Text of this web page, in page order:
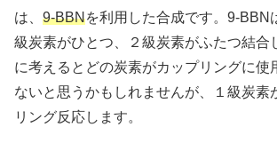
は、 9-BBNを利用した合成です。9-BBN
級炭素がひとつ、２級炭素がふたつ結合
に考えるとどの炭素がカップリングに使
ないと思うかもしれませんが、１級炭素
リング反応します。